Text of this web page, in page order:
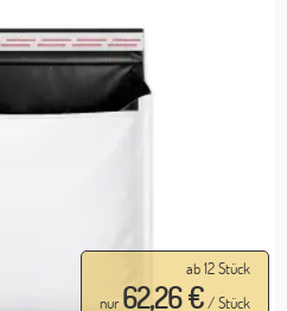
ab 12 Stück
nur 62,26 €/ Stück